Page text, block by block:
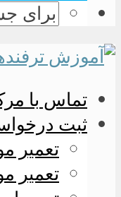
تماس با
ثبت
تعمیر
تعمیر